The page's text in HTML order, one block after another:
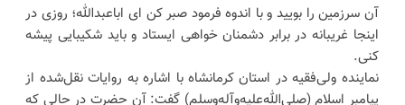
آن سرزمین را بویید و با اندوه فرمود صبر کن ای اباعبدالله؛ روزی در
اینجا غریبانه در برابر دشمنان خواهی ایستاد و باید شکیبایی پیشه
کنی.
نماینده ولی‌فقیه در استان کرمانشاه با اشاره به روایات نقل‌شده از
پیامبر اسلام (صلی‌الله‌علیه‌وآله‌وسلم) گفت: آن حضرت در حالی که